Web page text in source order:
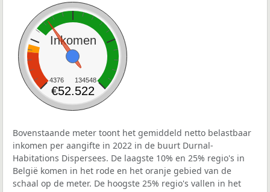
Inkomen
4376 134548
€52.522
Bovenstaande meter toont het gemiddeld netto belastbaar
inkomen per aangifte in 2022 in de buurt Durnal-
Habitations Dispersees. De laagste 10% en 25% regio's in
België komen in het rode en het oranje gebied van de
schaal op de meter. De hoogste 25% regio's vallen in het